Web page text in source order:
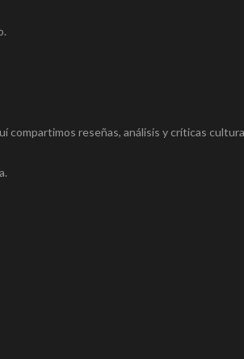
compartimos reseñas, análisis y críticas